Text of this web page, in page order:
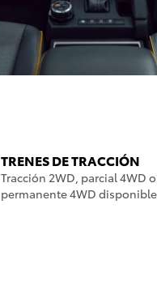
TRENES DE TRACCIÓN
Tracción 2WD, parcial 4WD o
permanente 4WD disponible